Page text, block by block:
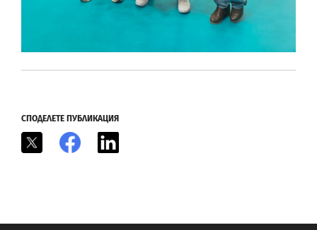
СПОДЕЛЕТЕ ПУБЛИКАЦИЯ
Facebook